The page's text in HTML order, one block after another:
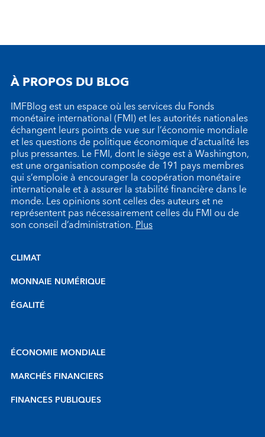
À PROPOS DU BLOG
IMFBlog est un espace où les services du Fonds
monétaire international (FMI) et les autorités nationales
échangent leurs points de vue sur l’économie mondiale
et les questions de politique économique d’actualité les
plus pressantes. Le FMI, dont le siège est à Washington,
est une organisation composée de 191 pays membres
qui s’emploie à encourager la coopération monétaire
internationale et à assurer la stabilité financière dans le
monde. Les opinions sont celles des auteurs et ne
représentent pas nécessairement celles du FMI ou de
son conseil d’administration.Plus
CLIMAT
MONNAIE NUMÉRIQUE
ÉGALITÉ
ÉCONOMIE MONDIALE
MARCHÉS FINANCIERS
FINANCES PUBLIQUES